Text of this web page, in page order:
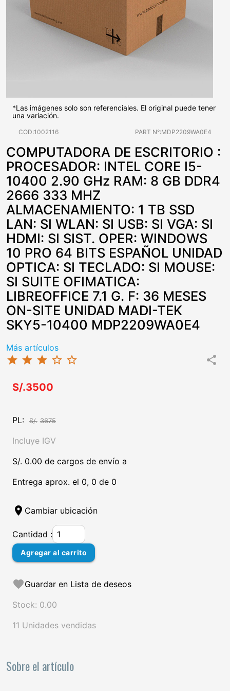
*Las imágenes solo son referenciales. El original puede tener
una variación.
COD:1002116 PART N°:MDP2209WA0E4
COMPUTADORA DE ESCRITORIO :
PROCESADOR: INTEL CORE I5-
10400 2.90 GHz RAM: 8 GB DDR4
2666 333 MHZ
ALMACENAMIENTO: 1 TB SSD
LAN: SI WLAN: SI USB: SI VGA: SI
HDMI: SI SIST. OPER: WINDOWS
10 PRO 64 BITS ESPAÑOL UNIDAD
OPTICA: SI TECLADO: SI MOUSE:
SI SUITE OFIMATICA:
LIBREOFFICE 7.1 G. F: 36 MESES
ON-SITE UNIDAD MADI-TEK
SKY5-10400 MDP2209WA0E4
Más artículos
star star star star_border star_border share
S/.3500
PL: S/. 3675
Incluye IGV
S/. 0.00 de cargos de envío a
Entrega aprox. el 0, 0 de 0
location_on Cambiar ubicación
Cantidad :
Agregar al carrito
favoriteGuardar en Lista de deseos
Stock: 0.00
11 Unidades vendidas
Sobre el artículo